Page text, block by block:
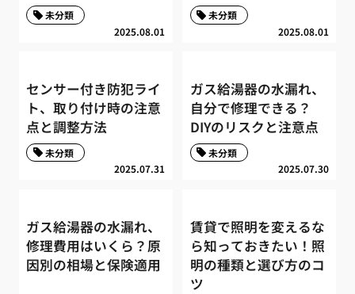
2025.08.01
未分類
2025.08.01
未分類
センサー付き防犯ライ
ト、取り付け時の注意
点と調整方法
2025.07.31
未分類
ガス給湯器の水漏れ、
自分で修理できる？
DIYのリスクと注意点
2025.07.30
未分類
ガス給湯器の水漏れ、
修理費用はいくら？原
因別の相場と保険適用
賃貸で照明を変えるな
ら知っておきたい！照
明の種類と選び方のコ
ツ